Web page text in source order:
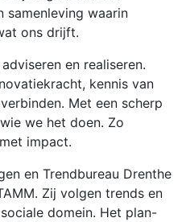
samenleving waarin
ons drijft.
en realiseren.
kennis van
Met een scherp
we het doen. Zo
impact.
en Trendbureau Drenthe
Zij volgen trends en
domein. Het plan-